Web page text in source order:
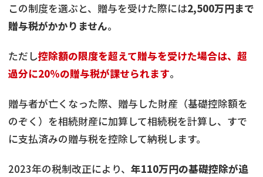
相続人調査
産)
相続登記
この制度を選ぶと、贈与を受けた際には2,500万円まで
贈与税がかかりません。
ただし控除額の限度を超えて贈与を受けた場合は、超
過分に20％の贈与税が課せられます。
贈与者が亡くなった際、贈与した財産（基礎控除額を
のぞく）を相続財産に加算して相続税を計算し、すで
に支払済みの贈与税を控除して納税します。
2023年の税制改正により、 年110万円の基礎控除が追